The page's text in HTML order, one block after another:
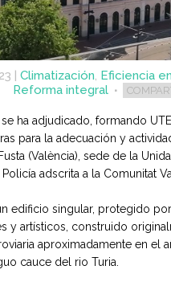
| Climatización, Eficiencia
Reforma integral
se ha adjudicado, formando
para la adecuación y
(València), sede de la
adscrita a la Comunitat
edificio singular, protegido
y artísticos, construido
aproximadamente en el
cauce del rio Turia.